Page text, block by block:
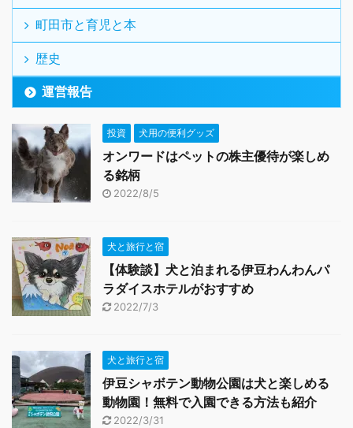
町田市と育児と本
歴史
運営報告
投資 犬用の便利グッズ
オンワードはペットの株主優待が楽しめ
る銘柄
2022/8/5
犬と旅行と宿
【体験談】犬と泊まれる伊豆わんわんパ
ラダイスホテルがおすすめ
2022/7/3
犬と旅行と宿
伊豆シャボテン動物公園は犬と楽しめる
動物園！無料で入園できる方法も紹介
2022/3/31